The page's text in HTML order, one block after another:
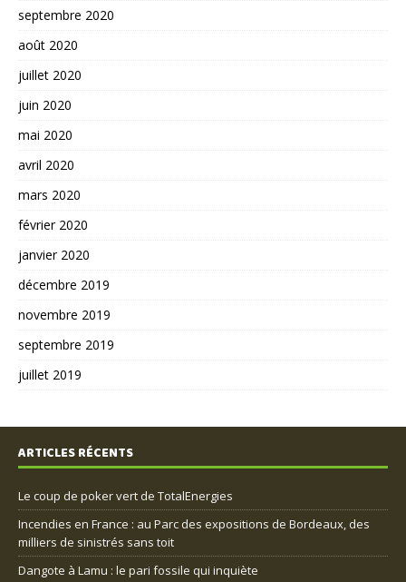
septembre 2020
août 2020
juillet 2020
juin 2020
mai 2020
avril 2020
mars 2020
février 2020
janvier 2020
décembre 2019
novembre 2019
septembre 2019
juillet 2019
ARTICLES RÉCENTS
Le coup de poker vert de TotalEnergies
Incendies en France : au Parc des expositions de Bordeaux, des
milliers de sinistrés sans toit
Dangote à Lamu : le pari fossile qui inquiète